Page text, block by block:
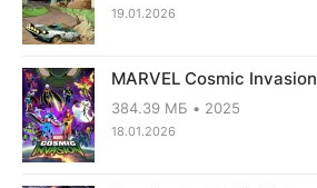
19.01.2026
MARVEL Cosmic Invasion
384.39 МБ 2025
18.01.2026